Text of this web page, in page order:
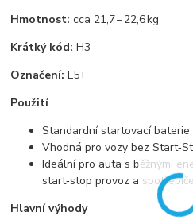
Hmotnost: cca 21,7 – 22,6 kg
Krátký kód: H3
Označení: L5+
Použití
Standardní startovací
Vhodná pro vozy bez
Ideální pro auta s běžnými
start‑stop provoz a spotřebiče
Hlavní výhody